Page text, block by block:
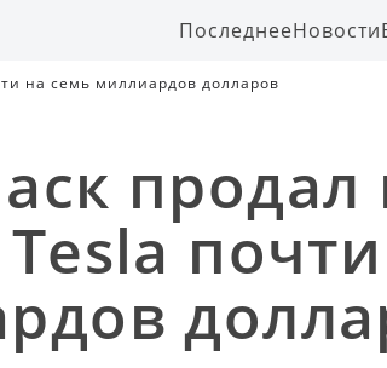
ПоследнееНовости
на семь миллиардов долларов
продал